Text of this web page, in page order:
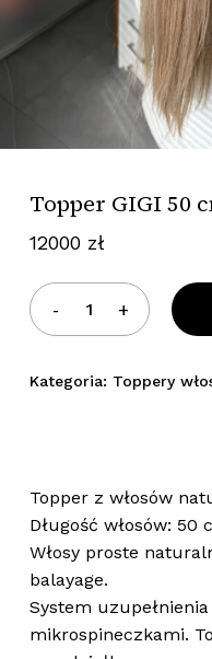
Topper GIGI 50
12000 zł
Kategoria: Toppery
Topper z włosów
Długość włosów: 50
Włosy proste
balayage.
System
mikrospineczkami.